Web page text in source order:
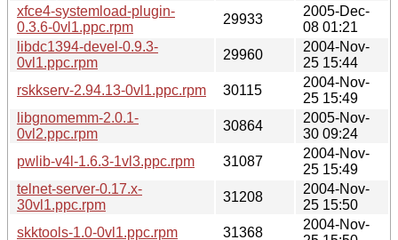
xfce4-systemload-plugin-
0.3.6-0vl1.ppc.rpm
29933
2005-Dec-
08 01:21
libdc1394-devel-0.9.3-
0vl1.ppc.rpm
29960
2004-Nov-
25 15:44
rskkserv-2.94.13-0vl1.ppc.rpm
30115
2004-Nov-
25 15:49
libgnomemm-2.0.1-
0vl2.ppc.rpm
30864
2005-Nov-
30 09:24
pwlib-v4l-1.6.3-1vl3.ppc.rpm
31087
2004-Nov-
25 15:49
telnet-server-0.17.x-
30vl1.ppc.rpm
31208
2004-Nov-
25 15:50
skktools-1.0-0vl1.ppc.rpm
31368
2004-Nov-